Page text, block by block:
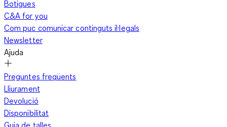
Botigues
C&A for you
Com puc comunicar continguts il·legals
Newsletter
Ajuda
Preguntes freqüents
Lliurament
Devolució
Disponibilitat
Guia de talles